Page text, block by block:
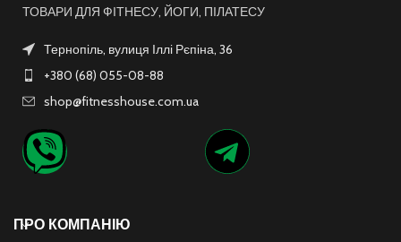
ТОВАРИ ДЛЯ ФІТНЕСУ, ЙОГИ, ПІЛАТЕСУ
Тернопіль, вулиця Іллі Рєпіна, 36
+380 (68) 055-08-88
shop@fitnesshouse.com.ua
ПРО КОМПАНІЮ